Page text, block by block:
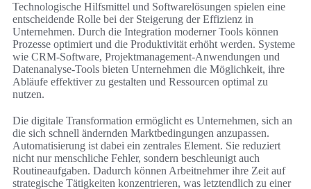
Technologische Hilfsmittel und Softwarelösungen spielen eine
entscheidende Rolle bei der Steigerung der Effizienz in
Unternehmen. Durch die Integration moderner Tools können
Prozesse optimiert und die Produktivität erhöht werden. Systeme
wie CRM-Software, Projektmanagement-Anwendungen und
Datenanalyse-Tools bieten Unternehmen die Möglichkeit, ihre
Abläufe effektiver zu gestalten und Ressourcen optimal zu
nutzen.
Die digitale Transformation ermöglicht es Unternehmen, sich an
die sich schnell ändernden Marktbedingungen anzupassen.
Automatisierung ist dabei ein zentrales Element. Sie reduziert
nicht nur menschliche Fehler, sondern beschleunigt auch
Routineaufgaben. Dadurch können Arbeitnehmer ihre Zeit auf
strategische Tätigkeiten konzentrieren, was letztendlich zu einer